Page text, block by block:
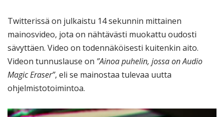
Twitterissä on julkaistu 14 sekunnin mittainen
mainosvideo, jota on nähtävästi muokattu oudosti
sävyttäen. Video on todennäköisesti kuitenkin aito.
Videon tunnuslause on ”Ainoa puhelin, jossa on Audio
Magic Eraser”, eli se mainostaa tulevaa uutta
ohjelmistotoimintoa.